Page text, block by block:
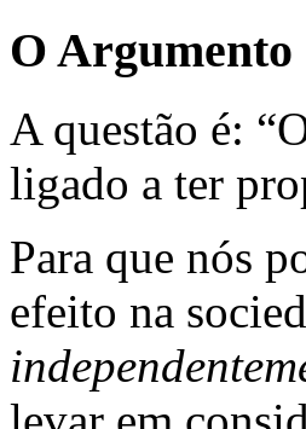
O
A questão é:
ligado a ter
Para que nós
efeito na